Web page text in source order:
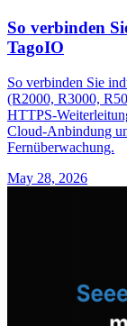
So verbinden
TagoIO
So verbinden Sie
(R2000, R3000,
HTTPS-
Cloud-Anbindung
Fernüberwachung.
May 28, 2026